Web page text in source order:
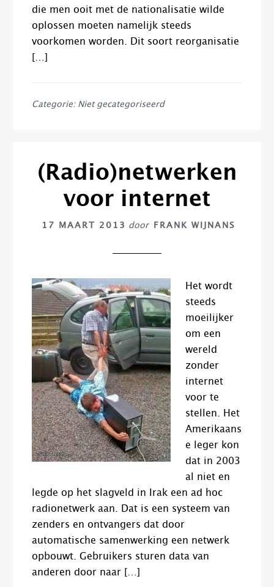
die men ooit met de nationalisatie wilde
oplossen moeten namelijk steeds
voorkomen worden. Dit soort reorganisatie
Categorie: Niet gecategoriseerd
(Radio)netwerken
voor internet
17 MAART 2013 door FRANK WIJNANS
Het wordt
steeds
moeilijker
om een
wereld
zonder
internet
voor te
stellen. Het
Amerikaans
e leger kon
dat in 2003
al niet en
legde op het slagveld in Irak een ad hoc
radionetwerk aan. Dat is een systeem van
zenders en ontvangers dat door
automatische samenwerking een netwerk
opbouwt. Gebruikers sturen data van
anderen door naar […]